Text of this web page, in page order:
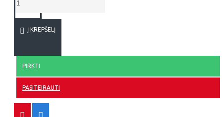
Į KREPŠELĮ
PIRKTI
PASITEIRAUTI